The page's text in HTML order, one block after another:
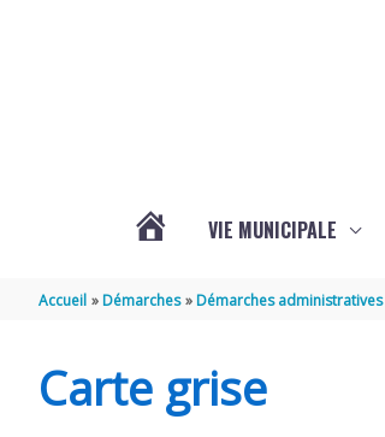
VIE MUNICIPALE
Accueil Démarches Démarches administratives
Carte grise